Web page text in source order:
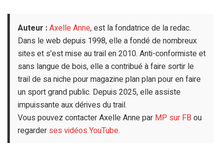
Auteur :Axelle Anne, est la fondatrice de la redac.
Dans le web depuis 1998, elle a fondé de nombreux
sites et s’est mise au trail en 2010. Anti-conformiste et
sans langue de bois, elle a contribué à faire sortir le
trail de sa niche pour magazine plan plan pour en faire
un sport grand public. Depuis 2025, elle assiste
impuissante aux dérives du trail.
Vous pouvez contacter Axelle Anne par MP sur FB ou
regarder ses vidéos YouTube.